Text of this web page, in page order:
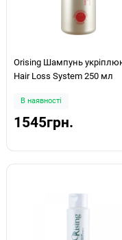
Orising Шампунь
Hair Loss System 250 мл
В наявності
1545грн.